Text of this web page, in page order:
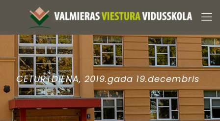
CETURTDIENA, 2019.gada 19.decembris